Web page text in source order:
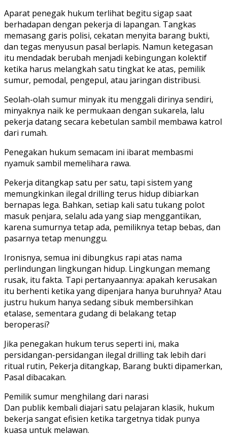
Aparat penegak hukum terlihat begitu sigap saat
berhadapan dengan pekerja di lapangan. Tangkas
memasang garis polisi, cekatan menyita barang bukti,
dan tegas menyusun pasal berlapis. Namun ketegasan
itu mendadak berubah menjadi kebingungan kolektif
ketika harus melangkah satu tingkat ke atas, pemilik
sumur, pemodal, pengepul, atau jaringan distribusi.
Seolah-olah sumur minyak itu menggali dirinya sendiri,
minyaknya naik ke permukaan dengan sukarela, lalu
pekerja datang secara kebetulan sambil membawa katrol
dari rumah.
Penegakan hukum semacam ini ibarat membasmi
nyamuk sambil memelihara rawa.
Pekerja ditangkap satu per satu, tapi sistem yang
memungkinkan ilegal drilling terus hidup dibiarkan
bernapas lega. Bahkan, setiap kali satu tukang polot
masuk penjara, selalu ada yang siap menggantikan,
karena sumurnya tetap ada, pemiliknya tetap bebas, dan
pasarnya tetap menunggu.
Ironisnya, semua ini dibungkus rapi atas nama
perlindungan lingkungan hidup. Lingkungan memang
rusak, itu fakta. Tapi pertanyaannya: apakah kerusakan
itu berhenti ketika yang dipenjara hanya buruhnya? Atau
justru hukum hanya sedang sibuk membersihkan
etalase, sementara gudang di belakang tetap
beroperasi?
Jika penegakan hukum terus seperti ini, maka
persidangan-persidangan ilegal drilling tak lebih dari
ritual rutin, Pekerja ditangkap, Barang bukti dipamerkan,
Pasal dibacakan.
Pemilik sumur menghilang dari narasi
Dan publik kembali diajari satu pelajaran klasik, hukum
bekerja sangat efisien ketika targetnya tidak punya
kuasa untuk melawan.